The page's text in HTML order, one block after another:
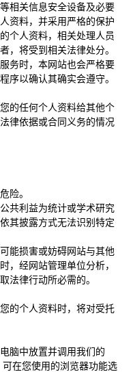
相关信息安全设备及必要
资料，并采用严格的保护
个人资料，相关处理人员
，将受到相关法律处分。
务时，本网站也会严格要
序以确认其确实会遵守。
的任何个人资料给其他个
律依据或合同义务的情况
险。
共利益为统计或学术研究
其披露方式无法识别特定
能损害或妨碍网站与其他
，经网站管理单位分析，
法律行动所必需的。
的个人资料时，将对受托
脑中放置并调用我们的
在您使用的浏览器功能选